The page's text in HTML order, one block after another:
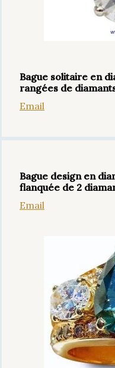
Bague solitaire en
rangées de
Email
Bague design en
flanquée de 2
Email